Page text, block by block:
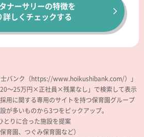
ナーサリーの特徴を
詳しくチェックする
バンク（https://www.hoikushibank.com/）」
～25万円×正社員×残業なし」で検索して表示
用に関する専用のサイトを持つ保育園グループ
が多いものから3つをピックアップ。
とりに合った施設を提案
育園、つぐみ保育園など）